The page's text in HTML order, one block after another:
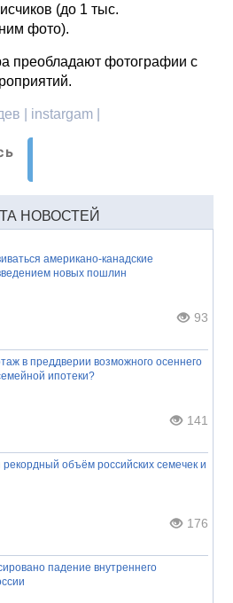
(до 1 тыс.
фото).
преобладают фотографии с
| instargam |
НОВОСТЕЙ
американо-канадские
новых пошлин
93
в преддверии возможного осеннего
ипотеки?
141
объём российских семечек и
176
падение внутреннего